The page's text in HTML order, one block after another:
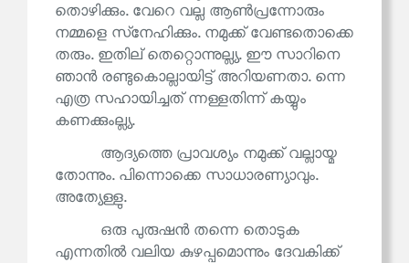
തൊഴിക്കും. വേറെ വല്ല ആൺപ്രന്നോരും
നമ്മളെ സ്‌നേഹിക്കും. നമുക്ക് വേണ്ടതൊക്കെ
തരും. ഇതില് തെറ്റൊന്നുല്ല്യ. ഈ സാറിനെ
ഞാൻ രണ്ടുകൊല്ലായിട്ട് അറിയണതാ. ന്നെ
എത്ര സഹായിച്ചത് ന്നള്ളതിന്ന് കയ്യും
കണക്കുംല്ല്യ.
ആദ്യത്തെ പ്രാവശ്യം നമുക്ക് വല്ലായ്മ
തോന്നും. പിന്നൊക്കെ സാധാരണ്യാവും.
അത്യേള്ളു.
ഒരു പുരുഷൻ തന്നെ തൊടുക
എന്നതിൽ വലിയ കുഴപ്പമൊന്നും ദേവകിക്ക്